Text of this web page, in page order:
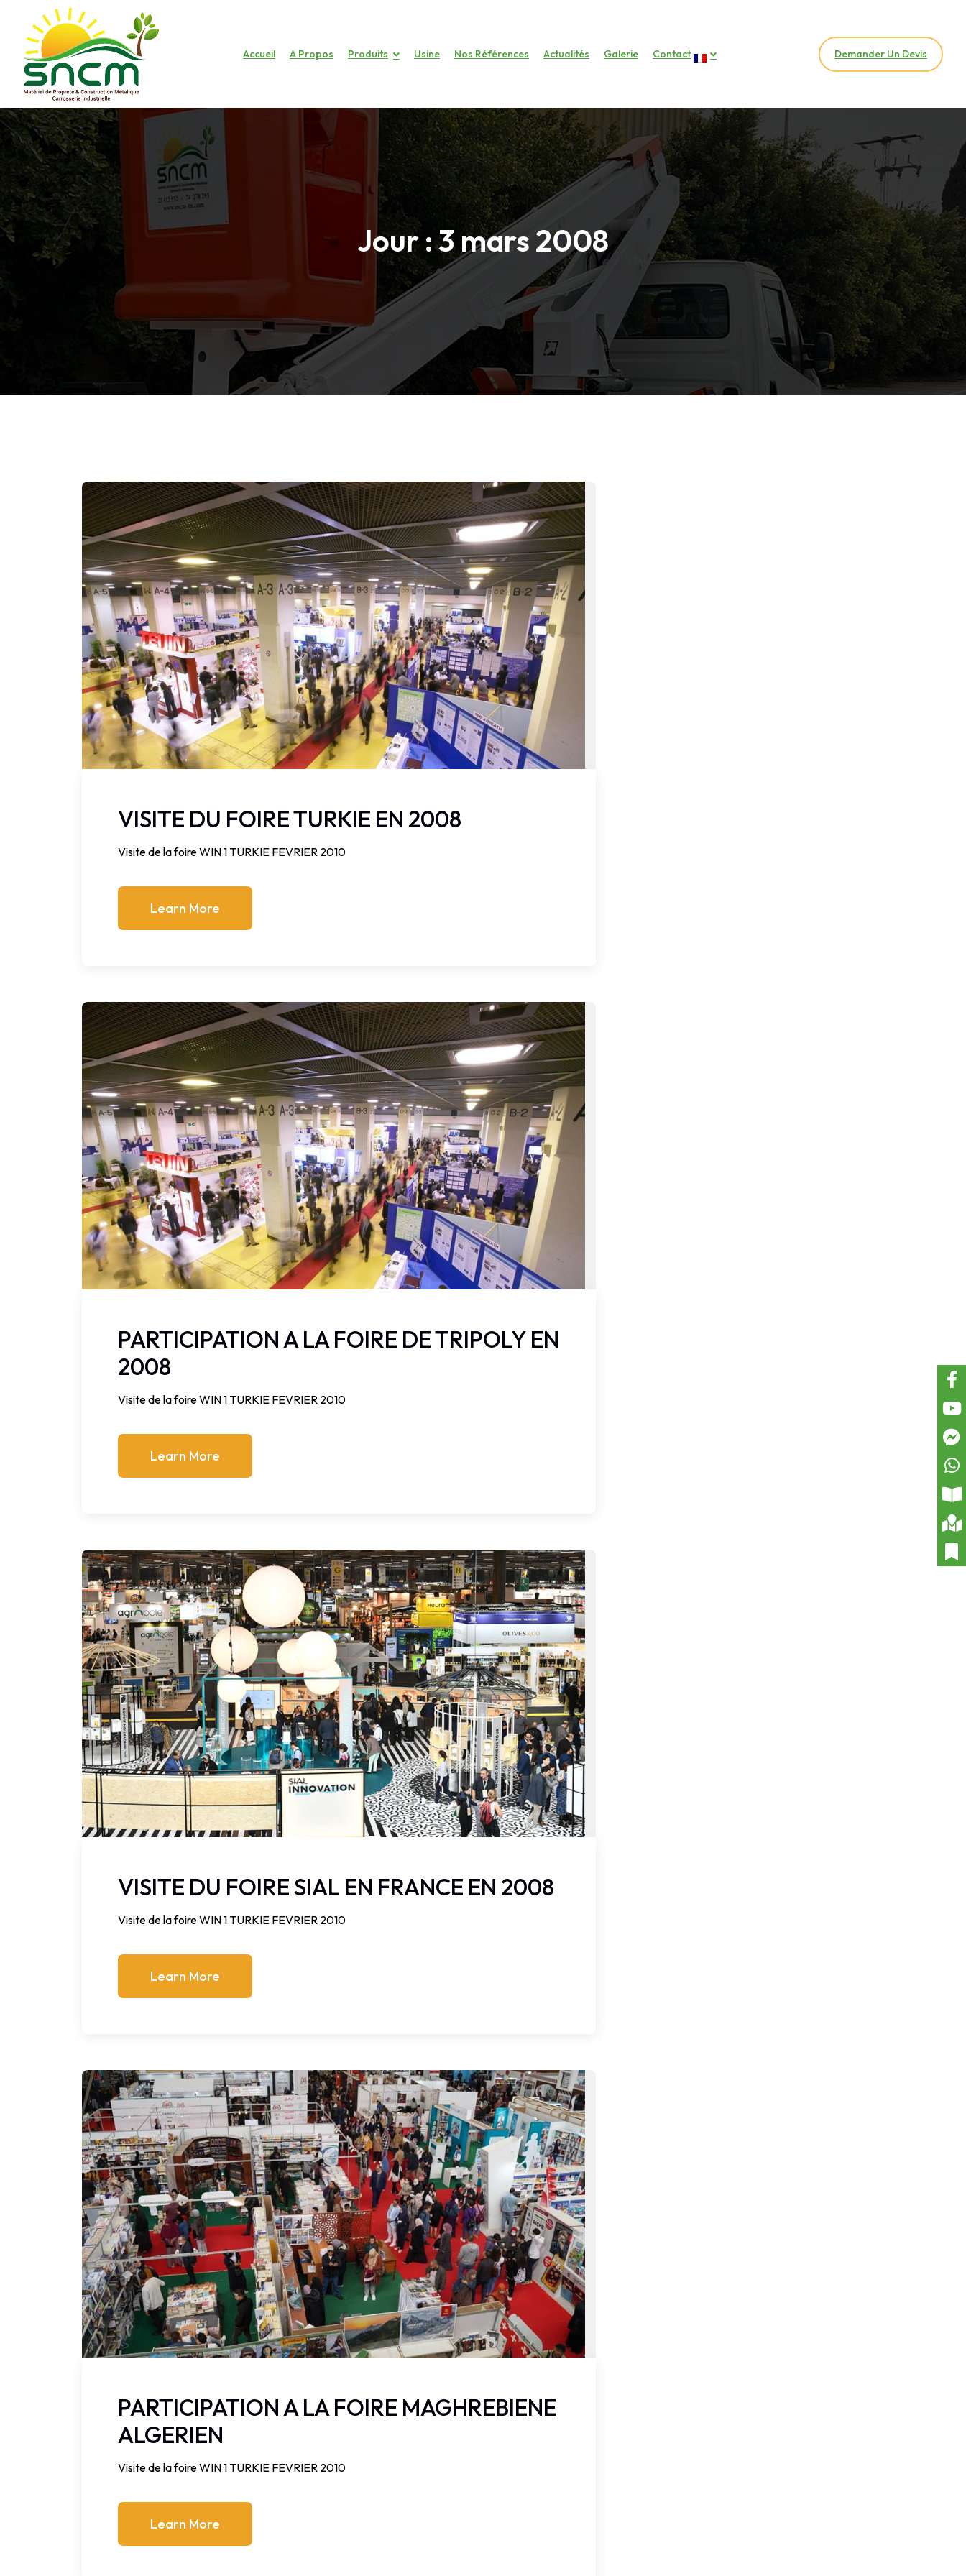
Accueil A Propos Produits Usine Nos Références Actualités Galerie Contact Demander Un Devis
Jour :3 mars 2008
VISITE DU FOIRE TURKIE EN 2008
Visite de la foire WIN 1 TURKIE FEVRIER 2010
Learn More
PARTICIPATION A LA FOIRE DE TRIPOLY EN
2008
Visite de la foire WIN 1 TURKIE FEVRIER 2010
Learn More
VISITE DU FOIRE SIAL EN FRANCE EN 2008
Visite de la foire WIN 1 TURKIE FEVRIER 2010
Learn More
PARTICIPATION A LA FOIRE MAGHREBIENE
ALGERIEN
Visite de la foire WIN 1 TURKIE FEVRIER 2010
Learn More